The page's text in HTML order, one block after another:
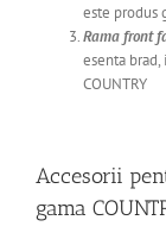
este produs
Rama front
esenta
COUNTRY
Accesorii
gama